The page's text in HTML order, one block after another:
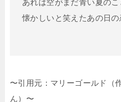
あれは空がまだ青い夏のこ
懐かしいと笑えたあの日の
〜引用元：マリーゴールド（
ん）〜